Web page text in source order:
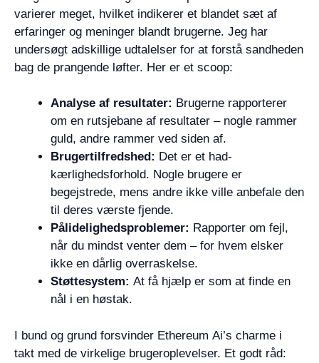
varierer meget, hvilket indikerer et blandet sæt af
erfaringer og meninger blandt brugerne. Jeg har
undersøgt adskillige udtalelser for at forstå sandheden
bag de prangende løfter. Her er et scoop:
Analyse af resultater: Brugerne rapporterer
om en rutsjebane af resultater – nogle rammer
guld, andre rammer ved siden af.
Brugertilfredshed: Det er et had-
kærlighedsforhold. Nogle brugere er
begejstrede, mens andre ikke ville anbefale den
til deres værste fjende.
Pålidelighedsproblemer: Rapporter om fejl,
når du mindst venter dem – for hvem elsker
ikke en dårlig overraskelse.
Støttesystem: At få hjælp er som at finde en
nål i en høstak.
I bund og grund forsvinder Ethereum Ai’s charme i
takt med de virkelige brugeroplevelser. Et godt råd: